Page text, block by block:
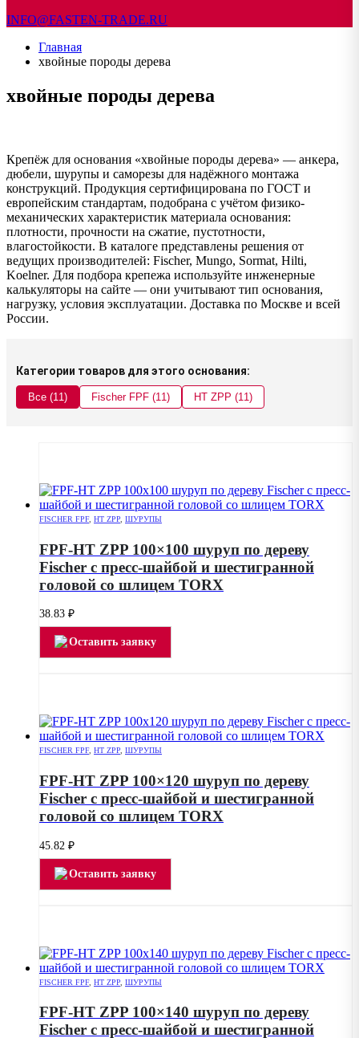
INFO@FASTEN-TRADE.RU
Главная
хвойные породы дерева
хвойные породы дерева
Крепёж для основания «хвойные породы дерева» — анкера,
дюбели, шурупы и саморезы для надёжного монтажа
конструкций. Продукция сертифицирована по ГОСТ и
европейским стандартам, подобрана с учётом физико-
механических характеристик материала основания:
плотности, прочности на сжатие, пустотности,
влагостойкости. В каталоге представлены решения от
ведущих производителей: Fischer, Mungo, Sormat, Hilti,
Koelner. Для подбора крепежа используйте инженерные
калькуляторы на сайте — они учитывают тип основания,
нагрузку, условия эксплуатации. Доставка по Москве и всей
России.
Категории товаров для этого основания:
Все (11) Fischer FPF (11) HT ZPP (11)
FISCHER FPF, HT ZPP ШУРУПЫ
FPF-HT ZPP 100×100 шуруп по дереву
Fischer с пресс-шайбой и шестигранной
головой со шлицем TORX
38.83 ₽
Оставить заявку
FISCHER FPF, HT ZPP, ШУРУПЫ
FPF-HT ZPP 100×120 шуруп по дереву
Fischer с пресс-шайбой и шестигранной
головой со шлицем TORX
45.82 ₽
Оставить заявку
FISCHER FPF, HT ZPP ШУРУПЫ
FPF-HT ZPP 100×140 шуруп по дереву
Fischer с пресс-шайбой и шестигранной